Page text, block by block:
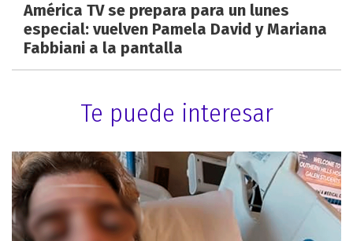
América TV se prepara para un lunes
especial: vuelven Pamela David y Mariana
Fabbiani a la pantalla
Te puede interesar